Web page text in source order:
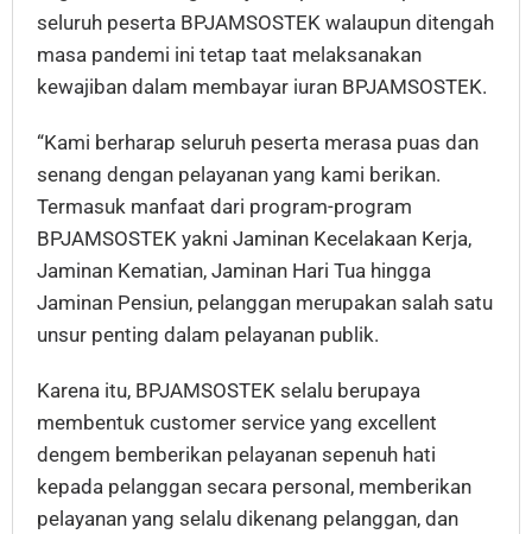
seluruh peserta BPJAMSOSTEK walaupun ditengah
masa pandemi ini tetap taat melaksanakan
kewajiban dalam membayar iuran BPJAMSOSTEK.
“Kami berharap seluruh peserta merasa puas dan
senang dengan pelayanan yang kami berikan.
Termasuk manfaat dari program-program
BPJAMSOSTEK yakni Jaminan Kecelakaan Kerja,
Jaminan Kematian, Jaminan Hari Tua hingga
Jaminan Pensiun, pelanggan merupakan salah satu
unsur penting dalam pelayanan publik.
Karena itu, BPJAMSOSTEK selalu berupaya
membentuk customer service yang excellent
dengem bemberikan pelayanan sepenuh hati
kepada pelanggan secara personal, memberikan
pelayanan yang selalu dikenang pelanggan, dan